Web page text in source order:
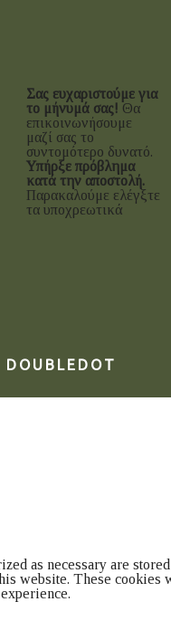
Σας ευχαριστούμε για
το μήνυμά σας! Θα
επικοινωνήσουμε
μαζί σας το
συντομότερο δυνατό.
Υπήρξε πρόβλημα
κατά την αποστολή.
Παρακαλούμε ελέγξτε
τα υποχρεωτικά
DOUBLEDOT
as necessary are
website. These